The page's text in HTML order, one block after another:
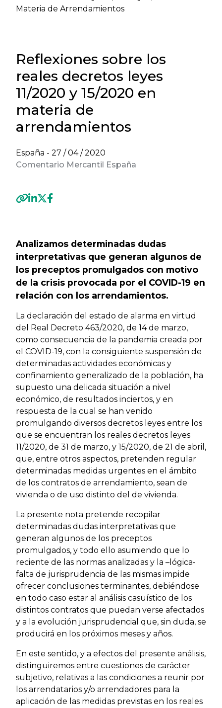
Materia de Arrendamientos
Reflexiones sobre los
reales decretos leyes
11/2020 y 15/2020 en
materia de
arrendamientos
España - 27 / 04 / 2020
Comentario Mercantil España
Analizamos determinadas dudas
interpretativas que generan algunos de
los preceptos promulgados con motivo
de la crisis provocada por el COVID-19 en
relación con los arrendamientos.
La declaración del estado de alarma en virtud
del Real Decreto 463/2020, de 14 de marzo,
como consecuencia de la pandemia creada por
el COVID-19, con la consiguiente suspensión de
determinadas actividades económicas y
confinamiento generalizado de la población, ha
supuesto una delicada situación a nivel
económico, de resultados inciertos, y en
respuesta de la cual se han venido
promulgando diversos decretos leyes entre los
que se encuentran los reales decretos leyes
11/2020, de 31 de marzo, y 15/2020, de 21 de abril,
que, entre otros aspectos, pretenden regular
determinadas medidas urgentes en el ámbito
de los contratos de arrendamiento, sean de
vivienda o de uso distinto del de vivienda.
La presente nota pretende recopilar
determinadas dudas interpretativas que
generan algunos de los preceptos
promulgados, y todo ello asumiendo que lo
reciente de las normas analizadas y la –lógica-
falta de jurisprudencia de las mismas impide
ofrecer conclusiones terminantes, debiéndose
en todo caso estar al análisis casuístico de los
distintos contratos que puedan verse afectados
y a la evolución jurisprudencial que, sin duda, se
producirá en los próximos meses y años.
En este sentido, y a efectos del presente análisis,
distinguiremos entre cuestiones de carácter
subjetivo, relativas a las condiciones a reunir por
los arrendatarios y/o arrendadores para la
aplicación de las medidas previstas en los reales